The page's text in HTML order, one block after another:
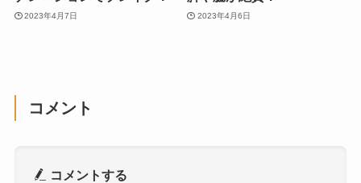
2023年4月7日 2023年4月6日
コメント
コメントする